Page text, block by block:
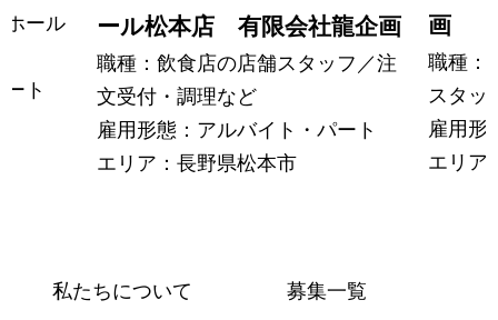
ホール
ト
ール松本店 有限会社龍企画
職種：飲食店の店舗スタッフ／注
文受付・調理など
雇用形態：アルバイト・パート
エリア：長野県松本市
画
職種：
スタッ
雇用形
エリア
私たちについて
募集一覧